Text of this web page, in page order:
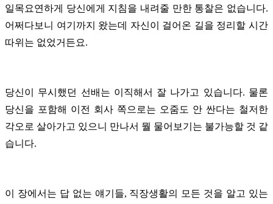
일목요연하게 당신에게 지침을 내려줄 만한 통찰은 없습니다.
어쩌다보니 여기까지 왔는데 자신이 걸어온 길을 정리할 시간
따위는 없었거든요.
당신이 무시했던 선배는 이직해서 잘 나가고 있습니다. 물론
당신을 포함해 이전 회사 쪽으로는 오줌도 안 싼다는 철저한
각오로 살아가고 있으니 만나서 뭘 물어보기는 불가능할 것 같
습니다.
이 장에서는 답 없는 얘기들, 직장생활의 모든 것을 알고 있는